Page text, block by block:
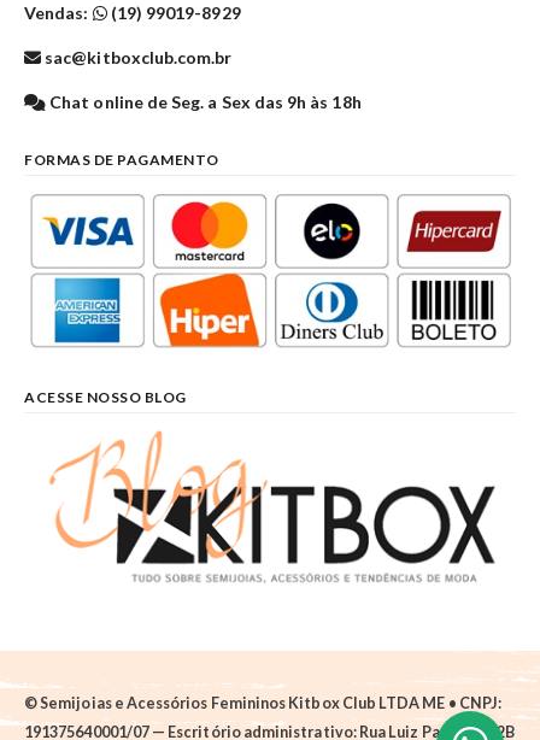
Vendas: (19) 99019-8929
sac@kitboxclub.com.br
Chat online de Seg. a Sex das 9h às 18h
FORMAS DE PAGAMENTO
ACESSE NOSSO BLOG
© Semijoias e Acessórios Femininos Kitbox Club LTDA ME • CNPJ:
191375640001/07 — Escritório administrativo: Rua Luiz Pantano, 62B